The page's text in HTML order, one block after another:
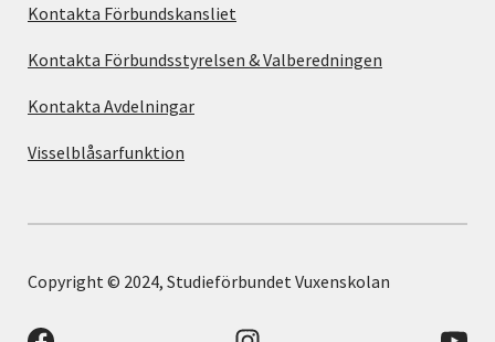
Kontakta Förbundskansliet
Kontakta Förbundsstyrelsen & Valberedningen
Kontakta Avdelningar
Visselblåsarfunktion
Copyright © 2024, Studieförbundet Vuxenskolan